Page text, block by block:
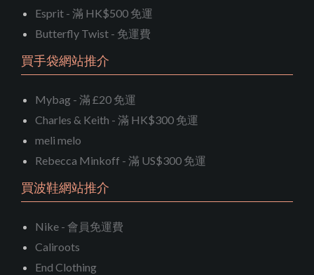
Esprit - 滿 HK$500 免運
Butterfly Twist - 免運費
買手袋網站推介
Mybag - 滿 £20 免運
Charles & Keith - 滿 HK$300 免運
meli melo
Rebecca Minkoff - 滿 US$300 免運
買波鞋網站推介
Nike - 會員免運費
Caliroots
End Clothing